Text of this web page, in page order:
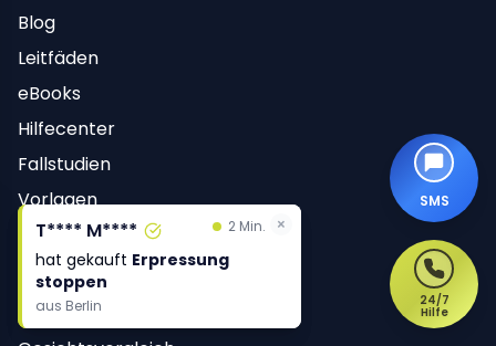
Blog
Leitfäden
eBooks
Hilfecenter
Fallstudien
Vorlagen
Anmelden
Kostenlose Tools
T**** M**** 2 Min.
hat gekauft Erpressung
stoppen
aus Berlin
×
T**** M**** 2 Min.
hat gekauft Erpressung
stoppen
aus Berlin
×
24/7
Hilfe
SMS